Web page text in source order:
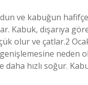
ve kabuğun
Kabuk, dışarıya
olur ve çatlar.2
neden
hızlı soğur.